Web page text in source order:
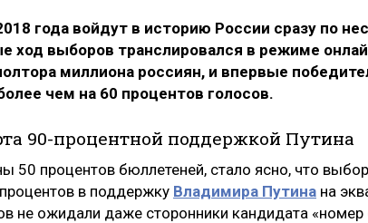
года войдут в историю России сразу по
ход выборов транслировался в режиме
миллиона россиян, и впервые
чем на 60 процентов голосов.
90-процентной поддержкой Путина
50 процентов бюллетеней, стало ясно, что
в поддержку Владимира Путина на
не ожидали даже сторонники кандидата